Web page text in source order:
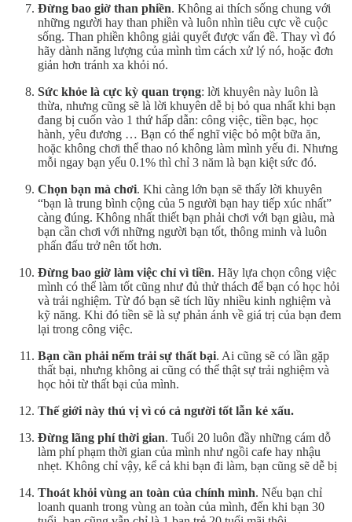
Đừng bao giờ than phiền. Không ai thích sống chung với
những người hay than phiền và luôn nhìn tiêu cực về cuộc
sống. Than phiền không giải quyết được vấn đề. Thay vì đó
hãy dành năng lượng của mình tìm cách xử lý nó, hoặc đơn
giản hơn tránh xa khỏi nó.
Sức khỏe là cực kỳ quan trọng: lời khuyên này luôn là
thừa, nhưng cũng sẽ là lời khuyên dễ bị bỏ qua nhất khi bạn
đang bị cuốn vào 1 thứ hấp dẫn: công việc, tiền bạc, học
hành, yêu đương … Bạn có thể nghĩ việc bỏ một bữa ăn,
hoặc không chơi thể thao nó không làm mình yếu đi. Nhưng
mỗi ngay bạn yếu 0.1% thì chỉ 3 năm là bạn kiệt sức đó.
Chọn bạn mà chơi. Khi càng lớn bạn sẽ thấy lời khuyên
“bạn là trung bình cộng của 5 người bạn hay tiếp xúc nhất”
càng đúng. Không nhất thiết bạn phải chơi với bạn giàu, mà
bạn cần chơi với những người bạn tốt, thông minh và luôn
phấn đấu trở nên tốt hơn.
Đừng bao giờ làm việc chỉ vì tiền. Hãy lựa chọn công việc
mình có thể làm tốt cũng như đủ thử thách để bạn có học hỏi
và trải nghiệm. Từ đó bạn sẽ tích lũy nhiều kinh nghiệm và
kỹ năng. Khi đó tiền sẽ là sự phản ánh về giá trị của bạn đem
lại trong công việc.
Bạn cần phải nếm trải sự thất bại. Ai cũng sẽ có lần gặp
thất bại, nhưng không ai cũng có thể thật sự trải nghiệm và
học hỏi từ thất bại của mình.
Thế giới này thú vị vì có cả người tốt lẫn kẻ xấu.
Đừng lãng phí thời gian. Tuổi 20 luôn đầy những cám dỗ
làm phí phạm thời gian của mình như ngồi cafe hay nhậu
nhẹt. Không chỉ vậy, kể cả khi bạn đi làm, bạn cũng sẽ dễ bị
Thoát khỏi vùng an toàn của chính mình. Nếu bạn chỉ
loanh quanh trong vùng an toàn của mình, đến khi bạn 30